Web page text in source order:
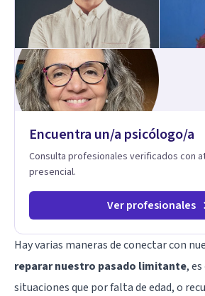
Encuentra un/a psicólogo/a
Consulta profesionales verificados con
presencial.
Ver profesionales
Hay varias maneras de conectar con
reparar nuestro pasado limitante,
situaciones que por falta de edad, o